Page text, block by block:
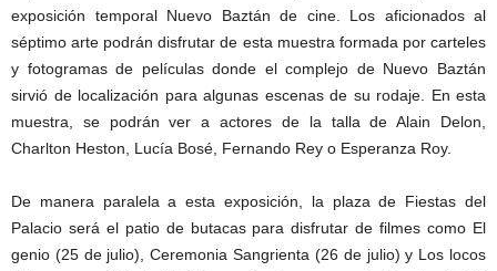
exposición temporal Nuevo Baztán de cine. Los aficionados al
séptimo arte podrán disfrutar de esta muestra formada por carteles
y fotogramas de películas donde el complejo de Nuevo Baztán
sirvió de localización para algunas escenas de su rodaje. En esta
muestra, se podrán ver a actores de la talla de Alain Delon,
Charlton Heston, Lucía Bosé, Fernando Rey o Esperanza Roy.
De manera paralela a esta exposición, la plaza de Fiestas del
Palacio será el patio de butacas para disfrutar de filmes como El
genio (25 de julio), Ceremonia Sangrienta (26 de julio) y Los locos